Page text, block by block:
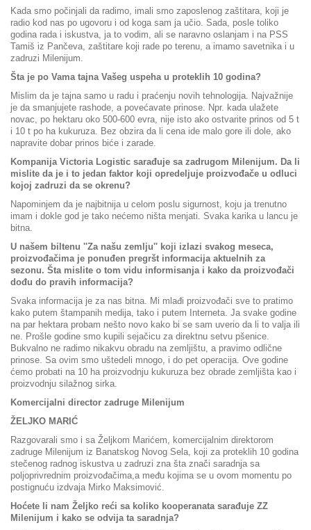
Kada smo počinjali da radimo, imali smo zaposlenog zaštitara, koji je
radio kod nas po ugovoru i od koga sam ja učio. Sada, posle toliko
godina rada i iskustva, ja to vodim, ali se naravno oslanjam i na PSS
Tamiš iz Pančeva, zaštitare koji rade po terenu, a imamo savetnika i u
zadruzi Milenijum.
Šta je po Vama tajna Vašeg uspeha u proteklih 10 godina?
Mislim da je tajna samo u radu i praćenju novih tehnologija. Najvažnije
je da smanjujete rashode, a povećavate prinose. Npr. kada ulažete
novac, po hektaru oko 500-600 evra, nije isto ako ostvarite prinos od 5 t
i 10 t po ha kukuruza. Bez obzira da li cena ide malo gore ili dole, ako
napravite dobar prinos biće i zarade.
Kompanija Victoria Logistic sarađuje sa zadrugom Milenijum. Da li
mislite da je i to jedan faktor koji opredeljuje proizvođače u odluci
kojoj zadruzi da se okrenu?
Napominjem da je najbitnija u celom poslu sigurnost, koju ja trenutno
imam i dokle god je tako nećemo ništa menjati. Svaka karika u lancu je
bitna.
U našem biltenu ''Za našu zemlju'' koji izlazi svakog meseca,
proizvođačima je ponuđen pregršt informacija aktuelnih za
sezonu. Šta mislite o tom vidu informisanja i kako da proizvođači
dođu do pravih informacija?
Svaka informacija je za nas bitna. Mi mlađi proizvođači sve to pratimo
kako putem štampanih medija, tako i putem Interneta. Ja svake godine
na par hektara probam nešto novo kako bi se sam uverio da li to valja ili
ne. Prošle godine smo kupili sejačicu za direktnu setvu pšenice.
Bukvalno ne radimo nikakvu obradu na zemljištu, a pravimo odlične
prinose. Sa ovim smo uštedeli mnogo, i do pet operacija. Ove godine
ćemo probati na 10 ha proizvodnju kukuruza bez obrade zemljišta kao i
proizvodnju silažnog sirka.
Komercijalni director zadruge Milenijum
ŽELJKO MARIĆ
Razgovarali smo i sa Željkom Marićem, komercijalnim direktorom
zadruge Milenijum iz Banatskog Novog Sela, koji za proteklih 10 godina
stečenog radnog iskustva u zadruzi zna šta znači saradnja sa
poljoprivrednim proizvođačima,a među kojima se u ovom momentu po
postignuću izdvaja Mirko Maksimović.
Hoćete li nam Željko reći sa koliko kooperanata sarađuje ZZ
Milenijum i kako se odvija ta saradnja?